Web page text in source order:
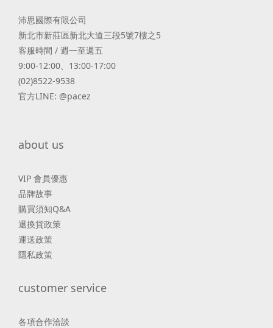
沛思國際有限公司
新北市新莊區新北大道三段5號7樓之5
客服時間 / 週一至週五
9:00-12:00、13:00-17:00
(02)8522-9538
官方LINE: @pacez
about us
VIP 會員優惠
品牌故事
購買須知Q&A
退換貨政策
運送政策
隱私政策
customer service
各項合作洽談